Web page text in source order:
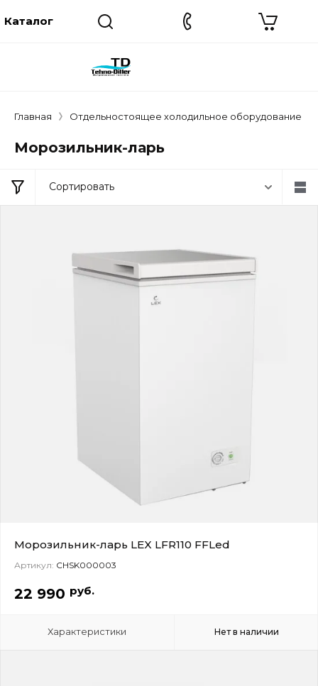
Главная Отдельностоящее холодильное оборудование
Морозильник-ларь
Сортировать
Морозильник-ларь LEX LFR110 FFLed
Артикул: CHSK000003
22 990 руб.
Характеристики Нет в наличии